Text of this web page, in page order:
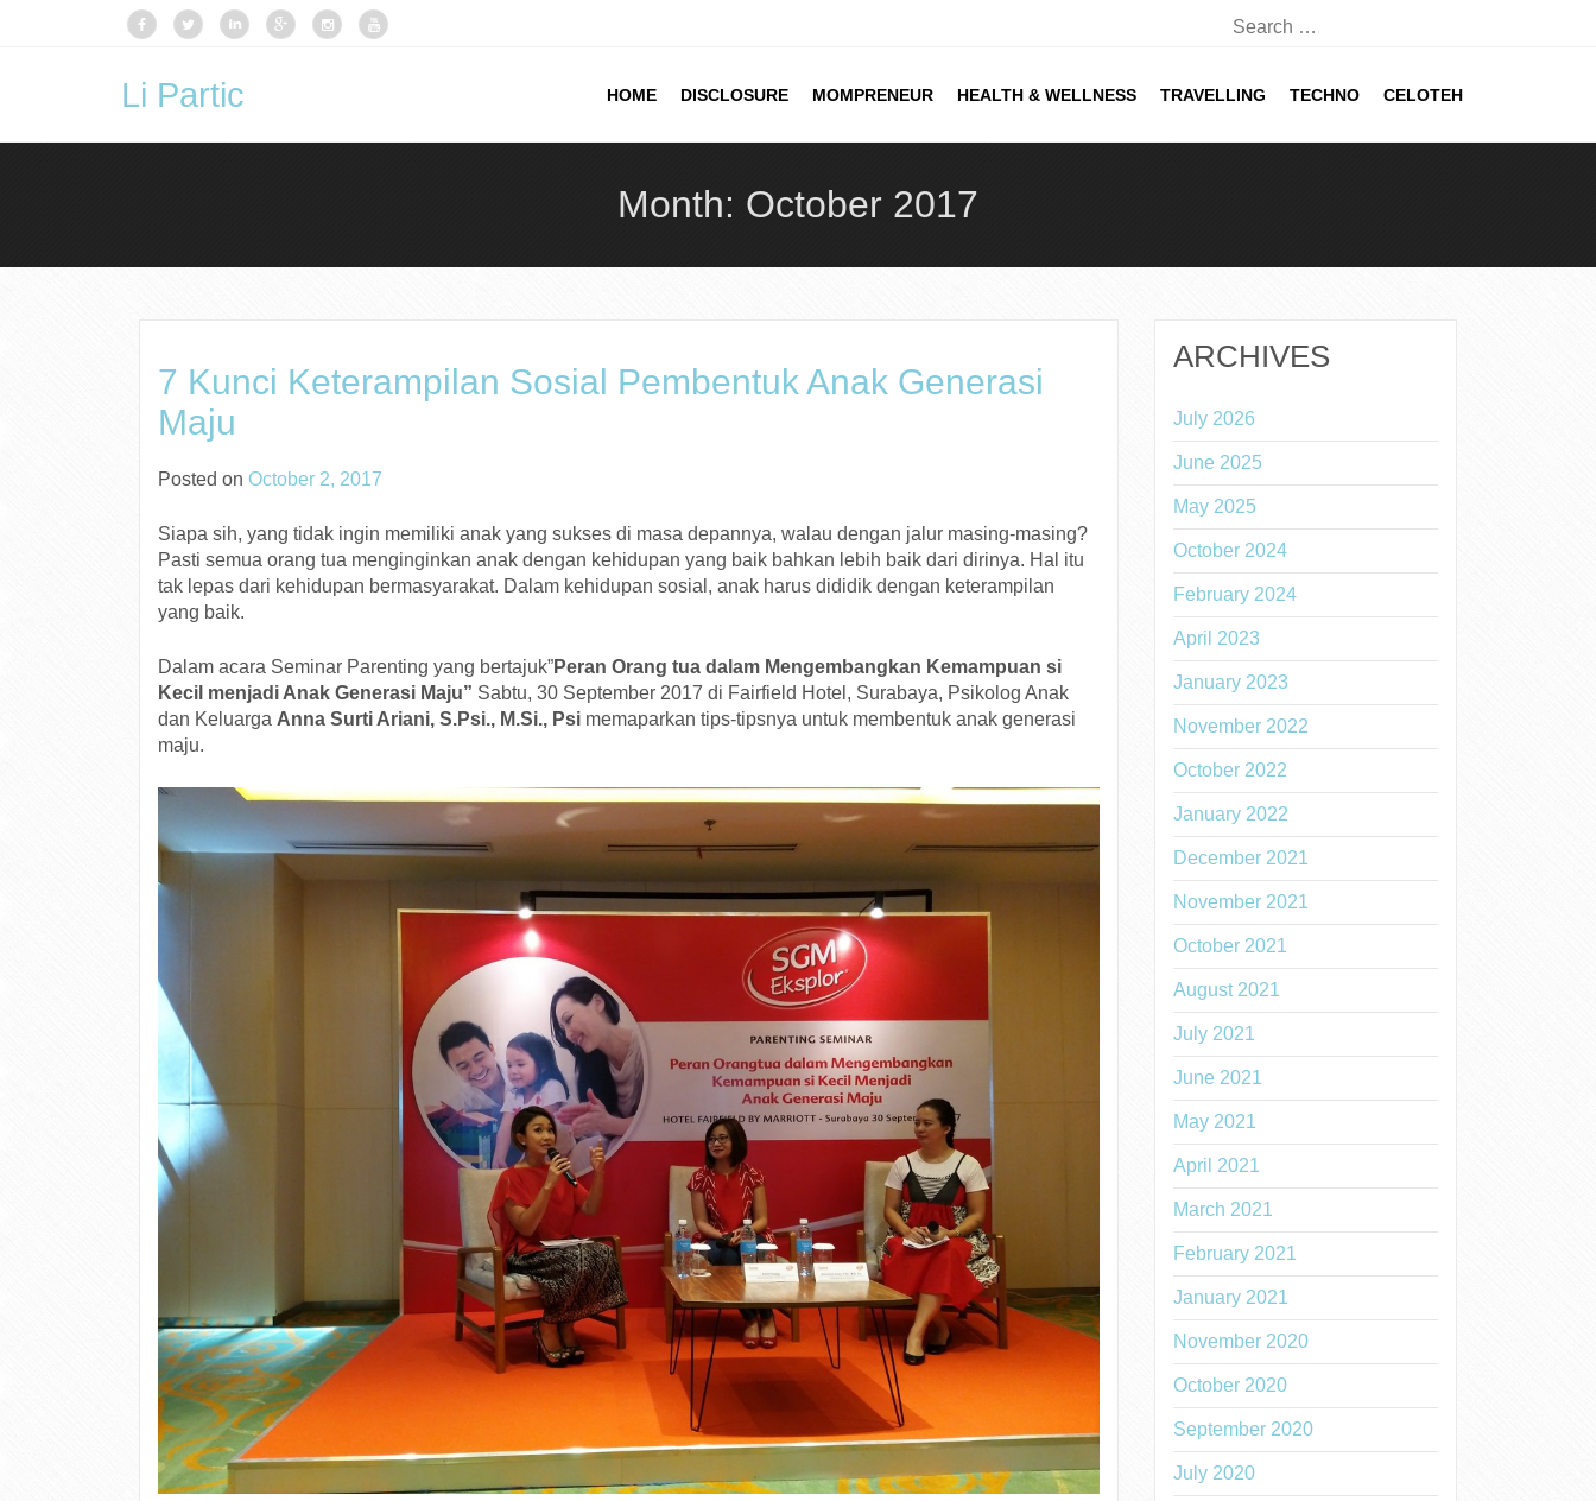
Search
Li Partic HOME DISCLOSURE MOMPRENEUR HEALTH & WELLNESS TRAVELLING TECHNO CELOTEH
Month: October 2017
7 Kunci Keterampilan Sosial Pembentuk Anak Generasi
Maju
Posted on October 2, 2017
Siapa sih, yang tidak ingin memiliki anak yang sukses di masa depannya, walau dengan jalur masing-masing?
Pasti semua orang tua menginginkan anak dengan kehidupan yang baik bahkan lebih baik dari dirinya. Hal itu
tak lepas dari kehidupan bermasyarakat. Dalam kehidupan sosial, anak harus dididik dengan keterampilan
yang baik.
Dalam acara Seminar Parenting yang bertajuk”Peran Orang tua dalam Mengembangkan Kemampuan si
Kecil menjadi Anak Generasi Maju” Sabtu, 30 September 2017 di Fairfield Hotel, Surabaya, Psikolog Anak
dan Keluarga Anna Surti Ariani, S.Psi., M.Si., Psi memaparkan tips-tipsnya untuk membentuk anak generasi
maju.
ARCHIVES
July 2026
June 2025
May 2025
October 2024
February 2024
April 2023
January 2023
November 2022
October 2022
January 2022
December 2021
November 2021
October 2021
August 2021
July 2021
June 2021
May 2021
April 2021
March 2021
February 2021
January 2021
November 2020
October 2020
September 2020
July 2020